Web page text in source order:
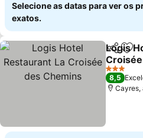
Selecione as datas para ver os
exatos.
Partilhar
Logis
3 Estrelas
8,5
Cayres,